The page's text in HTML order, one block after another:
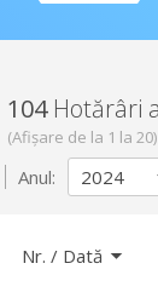
104 Hotărâri
(Afișare de la 1 la 20)
Anul:
Nr. / Dată